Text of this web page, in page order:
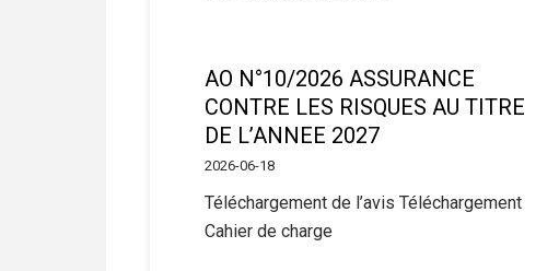
AO N°10/2026 ASSURANCE
CONTRE LES RISQUES AU TITRE
DE L’ANNEE 2027
2026-06-18
Téléchargement de l’avis Téléchargement
Cahier de charge